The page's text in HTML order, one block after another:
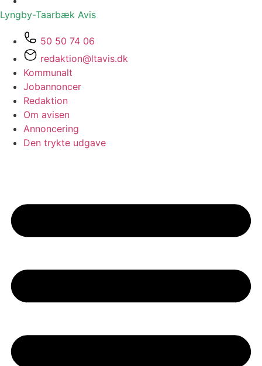
Lyngby-Taarbæk Avis
50 50 74 06
redaktion@ltavis.dk
Kommunalt
Jobannoncer
Redaktion
Om avisen
Annoncering
Den trykte udgave